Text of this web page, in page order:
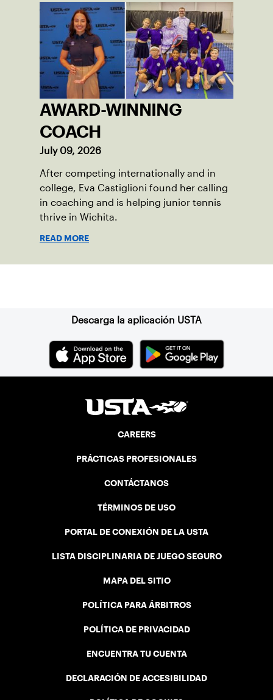
AWARD-WINNING
COACH
July 09, 2026
After competing internationally and in
college, Eva Castiglioni found her calling
in coaching and is helping junior tennis
thrive in Wichita.
READ MORE
Descarga la aplicación USTA
CAREERS
PRÁCTICAS PROFESIONALES
CONTÁCTANOS
TÉRMINOS DE USO
PORTAL DE CONEXIÓN DE LA USTA
LISTA DISCIPLINARIA DE JUEGO SEGURO
MAPA DEL SITIO
POLÍTICA PARA ÁRBITROS
POLÍTICA DE PRIVACIDAD
ENCUENTRA TU CUENTA
DECLARACIÓN DE ACCESIBILIDAD